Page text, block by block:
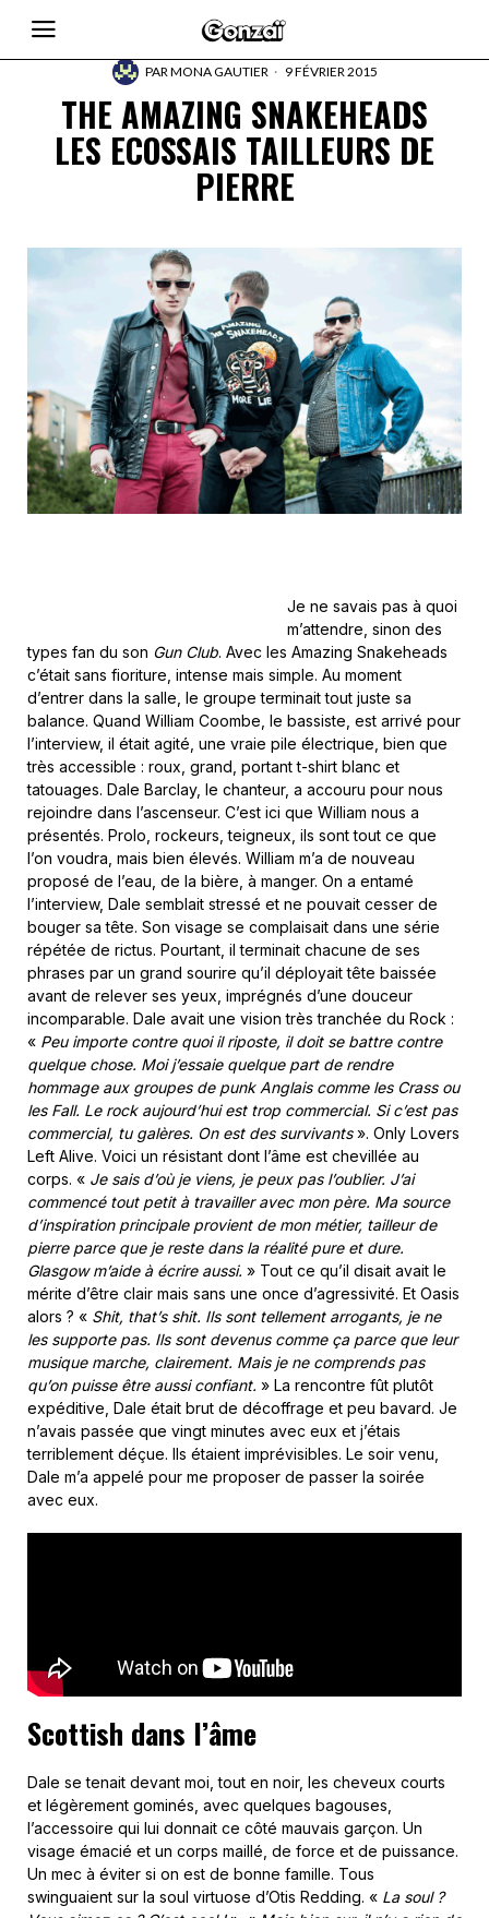
PARMONA GAUTIER 9 FÉVRIER 2015
THE AMAZING SNAKEHEADS
LES ECOSSAIS TAILLEURS DE
PIERRE
Je ne savais pas à quoi
m’attendre, sinon des
types fan du son Gun Club. Avec les Amazing Snakeheads
c’était sans fioriture, intense mais simple. Au moment
d’entrer dans la salle, le groupe terminait tout juste sa
balance. Quand William Coombe, le bassiste, est arrivé pour
l’interview, il était agité, une vraie pile électrique, bien que
très accessible : roux, grand, portant t-shirt blanc et
tatouages. Dale Barclay, le chanteur, a accouru pour nous
rejoindre dans l’ascenseur. C’est ici que William nous a
présentés. Prolo, rockeurs, teigneux, ils sont tout ce que
l’on voudra, mais bien élevés. William m’a de nouveau
proposé de l’eau, de la bière, à manger. On a entamé
l’interview, Dale semblait stressé et ne pouvait cesser de
bouger sa tête. Son visage se complaisait dans une série
répétée de rictus. Pourtant, il terminait chacune de ses
phrases par un grand sourire qu’il déployait tête baissée
avant de relever ses yeux, imprégnés d’une douceur
incomparable. Dale avait une vision très tranchée du Rock :
« Peu importe contre quoi il riposte, il doit se battre contre
quelque chose. Moi j’essaie quelque part de rendre
hommage aux groupes de punk Anglais comme les Crass ou
les Fall. Le rock aujourd’hui est trop commercial. Si c’est pas
commercial, tu galères. On est des survivants». Only Lovers
Left Alive. Voici un résistant dont l’âme est chevillée au
corps. « Je sais d’où je viens, je peux pas l’oublier. J’ai
commencé tout petit à travailler avec mon père. Ma source
d’inspiration principale provient de mon métier, tailleur de
pierre parce que je reste dans la réalité pure et dure.
Glasgow m’aide à écrire aussi. » Tout ce qu’il disait avait le
mérite d’être clair mais sans une once d’agressivité. Et Oasis
alors ? « Shit, that’s shit. Ils sont tellement arrogants, je ne
les supporte pas. Ils sont devenus comme ça parce que leur
musique marche, clairement. Mais je ne comprends pas
qu’on puisse être aussi confiant. » La rencontre fût plutôt
expéditive, Dale était brut de décoffrage et peu bavard. Je
n’avais passée que vingt minutes avec eux et j’étais
terriblement déçue. Ils étaient imprévisibles. Le soir venu,
Dale m’a appelé pour me proposer de passer la soirée
avec eux.
Scottish dans l’âme
Dale se tenait devant moi, tout en noir, les cheveux courts
et légèrement gominés, avec quelques bagouses,
l’accessoire qui lui donnait ce côté mauvais garçon. Un
visage émacié et un corps maillé, de force et de puissance.
Un mec à éviter si on est de bonne famille. Tous
swinguaient sur la soul virtuose d’Otis Redding. « La soul ?